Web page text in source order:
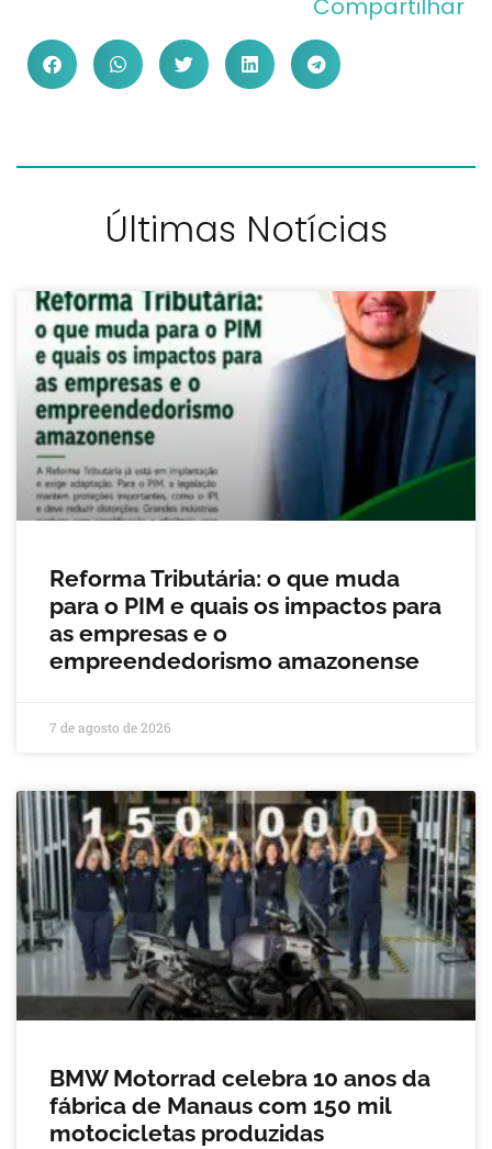
Compartilhar
Últimas Notícias
Reforma Tributária: o que muda
para o PIM e quais os impactos para
as empresas e o
empreendedorismo amazonense
7 de agosto de 2026
BMW Motorrad celebra 10 anos da
fábrica de Manaus com 150 mil
motocicletas produzidas